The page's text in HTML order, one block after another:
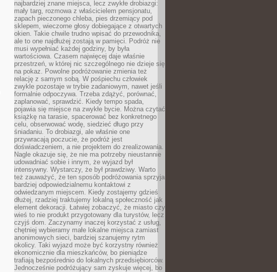
najbardziej znane miejsca, lecz zwykłe drobiazgi:
mały targ, rozmowa z właścicielem pensjonatu,
zapach pieczonego chleba, pies drzemiący pod
sklepem, wieczorne głosy dobiegające z otwartych
okien. Takie chwile trudno wpisać do przewodnika,
ale to one najdłużej zostają w pamięci. Podróż nie
musi wypełniać każdej godziny, by była
wartościowa. Czasem najwięcej daje właśnie
przestrzeń, w której nic szczególnego nie dzieje się
na pokaz. Powolne podróżowanie zmienia też
relację z samym sobą. W pośpiechu człowiek
zwykle pozostaje w trybie zadaniowym, nawet jeśli
formalnie odpoczywa. Trzeba zdążyć, porównać,
zaplanować, sprawdzić. Kiedy tempo spada,
pojawia się miejsce na zwykłe bycie. Można czytać
książkę na tarasie, spacerować bez konkretnego
celu, obserwować wodę, siedzieć długo przy
śniadaniu. To drobiazgi, ale właśnie one
przywracają poczucie, że podróż jest
doświadczeniem, a nie projektem do zrealizowania.
Nagle okazuje się, że nie ma potrzeby nieustannie
udowadniać sobie i innym, że wyjazd był
intensywny. Wystarczy, że był prawdziwy. Warto
też zauważyć, że ten sposób podróżowania sprzyja
bardziej odpowiedzialnemu kontaktowi z
odwiedzanym miejscem. Kiedy zostajemy gdzieś
dłużej, rzadziej traktujemy lokalną społeczność jak
element dekoracji. Łatwiej zobaczyć, że miasto czy
wieś to nie produkt przygotowany dla turystów, lecz
czyjś dom. Zaczynamy inaczej korzystać z usług,
chętniej wybieramy małe lokalne miejsca zamiast
anonimowych sieci, bardziej szanujemy rytm
okolicy. Taki wyjazd może być korzystny również
ekonomicznie dla mieszkańców, bo pieniądze
trafiają bezpośrednio do lokalnych przedsiębiorców.
Jednocześnie podróżujący sam zyskuje więcej, bo